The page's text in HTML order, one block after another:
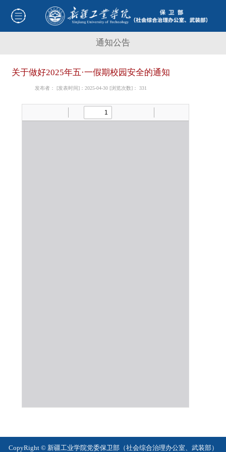
通知公告
关于做好2025年五·一假期校园安全的通知
发布者： [发表时间]：2025-04-30 [浏览次数]： 331
CopyRight © 新疆工业学院党委保卫部（社会综合治理办公室、武装部）